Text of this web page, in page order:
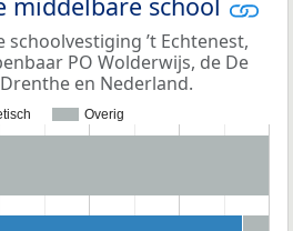
middelbare school
’t Echtenest,
PO Wolderwijs, de De
en Nederland.
Overig